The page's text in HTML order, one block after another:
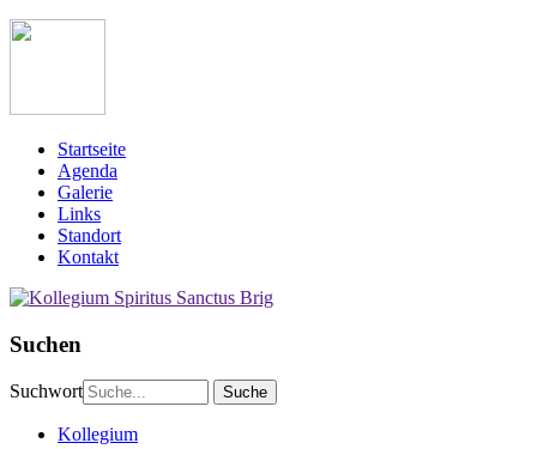
Startseite
Agenda
Galerie
Links
Standort
Kontakt
Suchen
Suchwort
Kollegium